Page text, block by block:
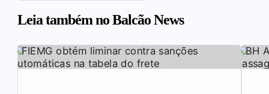
Leia também no Balcão News